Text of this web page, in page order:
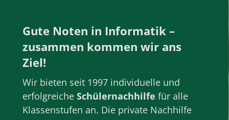
Gute Noten in Informatik–
zusammen kommen wir ans
Ziel!
Wir bieten seit 1997 individuelle und
erfolgreicheSchülernachhilfe für alle
Klassenstufen an. Die private Nachhilfe